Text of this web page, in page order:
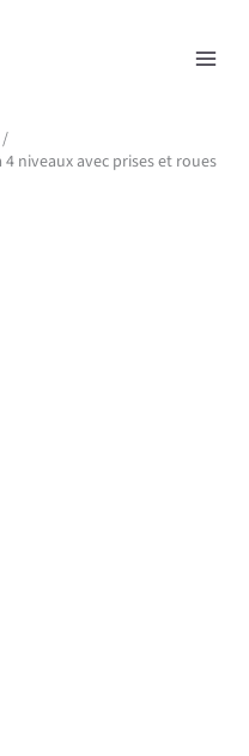
niveaux avec prises et roues